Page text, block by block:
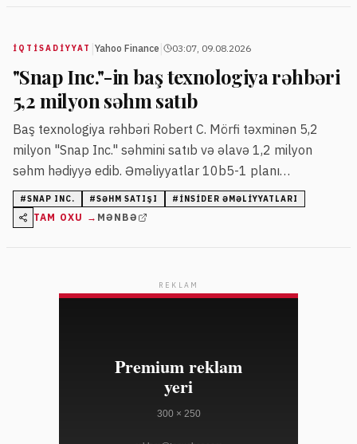
İQTISADIYYAT Yahoo Finance 03:07, 09.08.2026
"Snap Inc."-in baş texnologiya rəhbəri
5,2 milyon səhm satıb
Baş texnologiya rəhbəri Robert C. Mörfi təxminən 5,2
milyon "Snap Inc." səhmini satıb və əlavə 1,2 milyon
səhm hədiyyə edib. Əməliyyatlar 10b5-1 planı
çərçivəsində aparılıb. Satışdan sonra Mörfinin birbaşa və
dolayı səhm payı təxminən 246,55 milyon dollar
dəyərində qalır.
#SNAP INC. #SƏHM SATIŞI # INSIDER ƏMƏLIYYATLARI
TAM OXU → MƏNBƏ
REKLAM